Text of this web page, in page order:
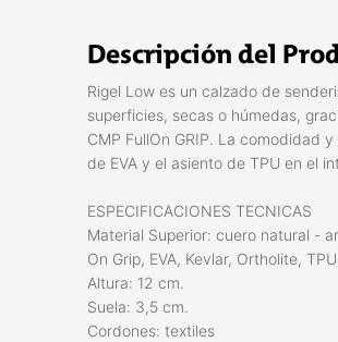
Descripción del
Rigel Low es un calzado de
superficies, secas o húmedas,
CMP FullOn GRIP. La comodidad
de EVA y el asiento de TPU en el
ESPECIFICACIONES TECNICAS
Material Superior: cuero natural -
On Grip, EVA, Kevlar, Ortholite,
Altura: 12 cm.
Suela: 3,5 cm.
Cordones: textiles